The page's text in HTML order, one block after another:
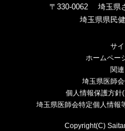
〒330-0062 埼玉県
埼玉県県民
サ
ホームペー
関
埼玉県医師
個人情報保護方針
埼玉県医師会特定個人情報
Copyright(C)